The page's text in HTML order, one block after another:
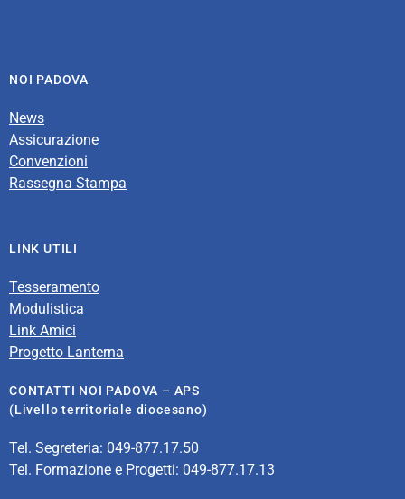
NOI PADOVA
News
Assicurazione
Convenzioni
Rassegna Stampa
LINK UTILI
Tesseramento
Modulistica
Link Amici
Progetto Lanterna
CONTATTI NOI PADOVA – APS
(Livello territoriale diocesano)
Tel. Segreteria: 049-877.17.50
Tel. Formazione e Progetti: 049-877.17.13